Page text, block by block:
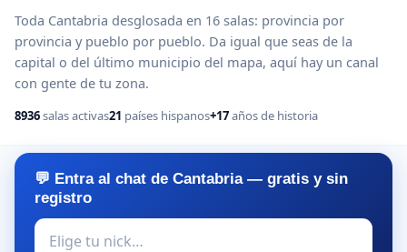
Toda Cantabria desglosada en 16 salas: provincia por
provincia y pueblo por pueblo. Da igual que seas de la
capital o del último municipio del mapa, aquí hay un canal
con gente de tu zona.
8936salas activas21 países hispanos+17años de historia
💬 Entra al chat de Cantabria — gratis y sin
registro